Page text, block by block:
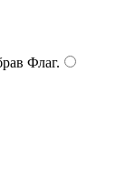
Флаг.